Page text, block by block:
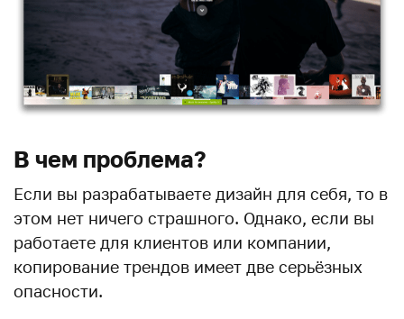
В чем проблема?
Если вы разрабатываете дизайн для себя, то в
этом нет ничего страшного. Однако, если вы
работаете для клиентов или компании,
копирование трендов имеет две серьёзных
опасности.